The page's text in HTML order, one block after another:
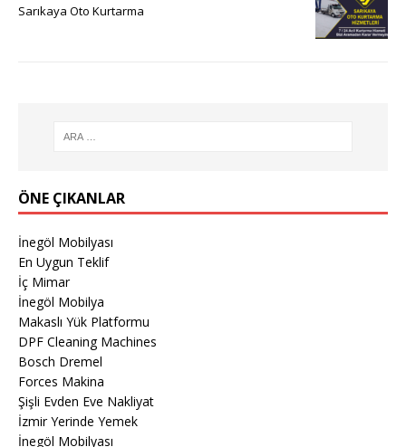
Sarıkaya Oto Kurtarma
ÖNE ÇIKANLAR
İnegöl Mobilyası
En Uygun Teklif
İç Mimar
İnegöl Mobilya
Makaslı Yük Platformu
DPF Cleaning Machines
Bosch Dremel
Forces Makina
Şişli Evden Eve Nakliyat
İzmir Yerinde Yemek
İnegöl Mobilyası